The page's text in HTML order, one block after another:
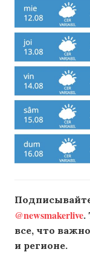
@newsmakerlive.
все, что
и регионе.